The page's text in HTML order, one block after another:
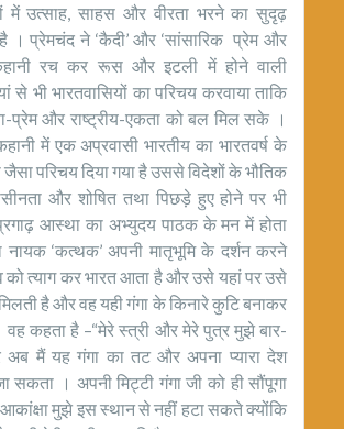
में उत्साह, साहस और वीरता भरने का सुदृढ़
। प्रेमचंद ने ‘कैदी’ और ‘सांसारिक प्रेम और
रच कर रूस और इटली में होने वाली
से भी भारतवासियों का परिचय करवाया ताकि
प्रेम और राष्ट्रीय-एकता को बल मिल सके ।
में एक अप्रवासी भारतीय का भारतवर्ष के
परिचय दिया गया है उससे विदेशों के भौतिक
और शोषित तथा पिछड़े हुए होने पर भी
आस्था का अभ्युदय पाठक के मन में होता
‘कत्थक’ अपनी मातृभूमि के दर्शन करने
को त्याग कर भारत आता है और उसे यहां पर उसे
है और वह यही गंगा के किनारे कुटि बनाकर
कहता है –“मेरे स्त्री और मेरे पुत्र मुझे बार-
अब मैं यह गंगा का तट और अपना प्यारा देश
सकता । अपनी मिट्टी गंगा जी को ही सौंपूगा
मुझे इस स्थान से नहीं हटा सकते क्योंकि